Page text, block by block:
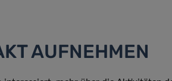
AUFNEHMEN